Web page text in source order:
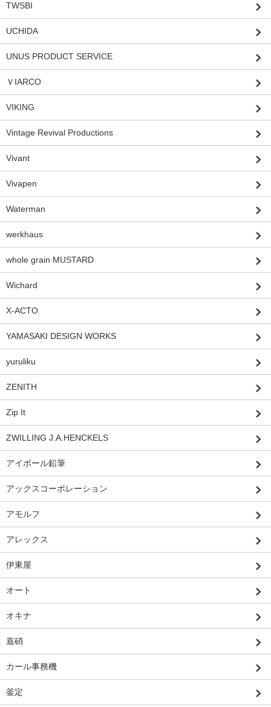
TWSBI
UCHIDA
UNUS PRODUCT SERVICE
ＶIARCO
VIKING
Vintage Revival Productions
Vivant
Vivapen
Waterman
werkhaus
whole grain MUSTARD
Wichard
X-ACTO
YAMASAKI DESIGN WORKS
yuruliku
ZENITH
Zip It
ZWILLING J.A.HENCKELS
アイボール鉛筆
アックスコーポレーション
アモルフ
アレックス
伊東屋
オート
オキナ
嘉硝
カール事務機
釜定